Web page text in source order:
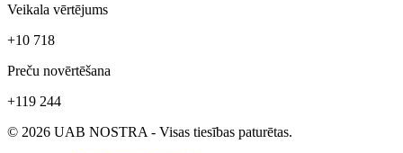
Veikala vērtējums
+10 718
Preču novērtēšana
+119 244
© 2026 UAB NOSTRA - Visas tiesības paturētas.